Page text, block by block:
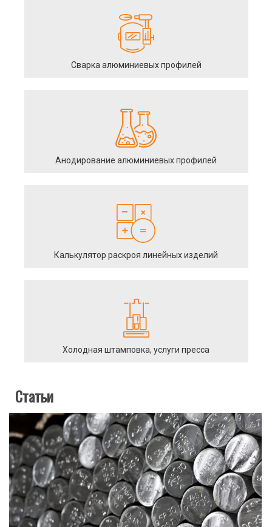
Сварка алюминиевых профилей
Анодирование алюминиевых профилей
Калькулятор раскроя линейных изделий
Холодная штамповка, услуги пресса
Статьи